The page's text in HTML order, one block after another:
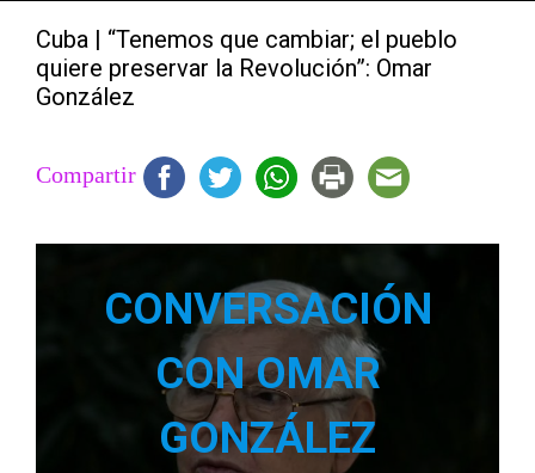
Cuba | “Tenemos que cambiar; el pueblo
quiere preservar la Revolución”: Omar
González
Compartir
CONVERSACIÓN
CON OMAR
GONZÁLEZ